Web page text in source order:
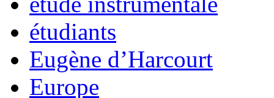
étudiants
Eugène d’Harcourt
Europe